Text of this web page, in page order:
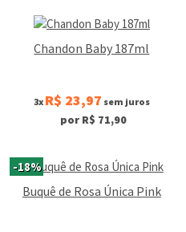
Chandon Baby 187ml
3x R$ 23,97 sem juros
por R$ 71,90
-18%
Buquê de Rosa Única Pink